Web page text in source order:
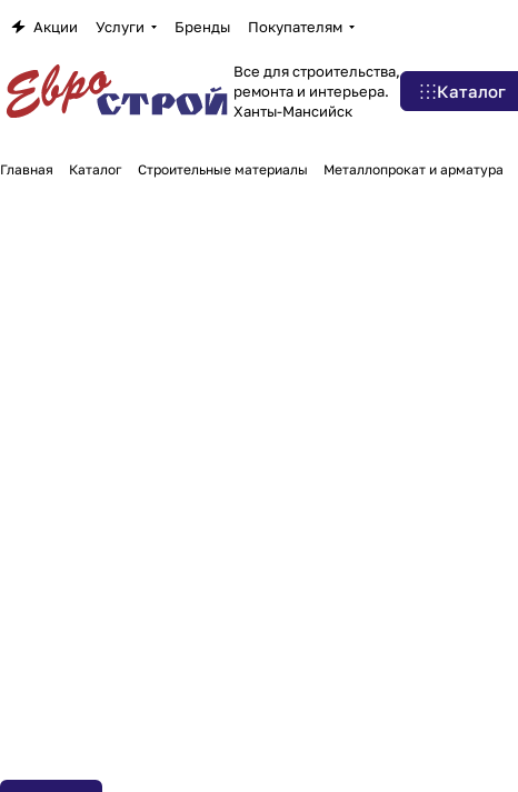
Акции Услуги Бренды Покупателям
Все для строительства,
ремонта и интерьера.
Ханты-Мансийск
Каталог
Главная Каталог Строительные материалы Металлопрокат и арматура